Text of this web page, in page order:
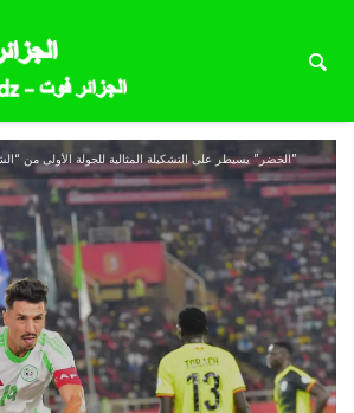
“الخضر” يسيطر على التشكيلة المثالية للجولة الأولى من “الشان”